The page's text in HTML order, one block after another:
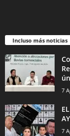
Incluso más noticias
7
7